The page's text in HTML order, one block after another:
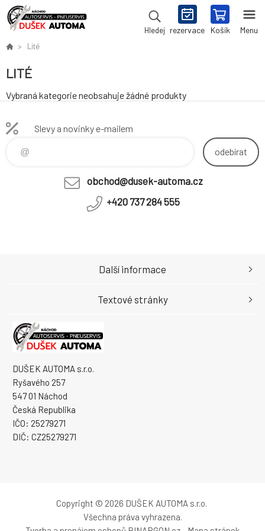
Hledej rezervace Košík Menu
Lité
LITÉ
Vybraná kategorie neobsahuje žádné produkty
Slevy a novinky e-mailem
odebírat
obchod@dusek-automa.cz
+420 737 284 555
DUŠEK AUTOMA s.r.o.
Ryšavého 257
547 01 Náchod
Česká Republika
IČO: 25279271
DIČ: CZ25279271
Další informace
Textové stránky
Copyright © 2026 DUŠEK AUTOMA s.r.o.
Všechna práva vyhrazena.